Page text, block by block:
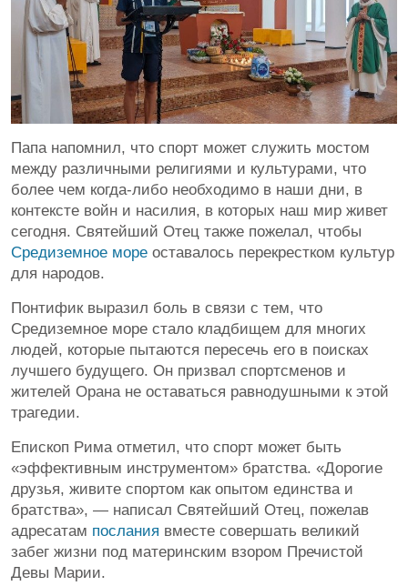
Папа напомнил, что спорт может служить мостом
между различными религиями и культурами, что
более чем когда-либо необходимо в наши дни, в
контексте войн и насилия, в которых наш мир живет
сегодня. Святейший Отец также пожелал, чтобы
Средиземное море оставалось перекрестком культур
для народов.
Понтифик выразил боль в связи с тем, что
Средиземное море стало кладбищем для многих
людей, которые пытаются пересечь его в поисках
лучшего будущего. Он призвал спортсменов и
жителей Орана не оставаться равнодушными к этой
трагедии.
Епископ Рима отметил, что спорт может быть
«эффективным инструментом» братства. «Дорогие
друзья, живите спортом как опытом единства и
братства», — написал Святейший Отец, пожелав
адресатам послания вместе совершать великий
забег жизни под материнским взором Пречистой
Девы Марии.